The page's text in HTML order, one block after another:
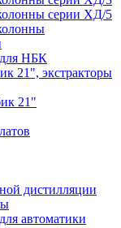
серии ХД/5
НБК
21", экстракторы
21"
дистилляции
автоматики